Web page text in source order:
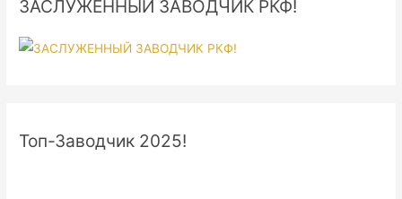
ЗАСЛУЖЕННЫЙ ЗАВОДЧИК РКФ!
Топ-Заводчик 2025!